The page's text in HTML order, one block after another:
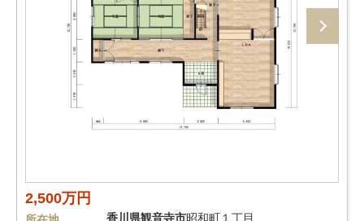
2,500万円
香川県観音寺市昭和町１丁目